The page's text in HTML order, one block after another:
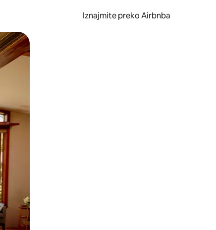
Iznajmite preko Airbnba
prstom po zaslonu.